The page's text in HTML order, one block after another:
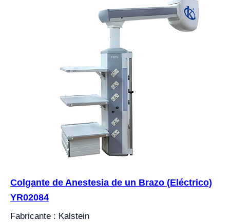
Colgante de Anestesia de un Brazo (Eléctrico)
YR02084
Fabricante : Kalstein